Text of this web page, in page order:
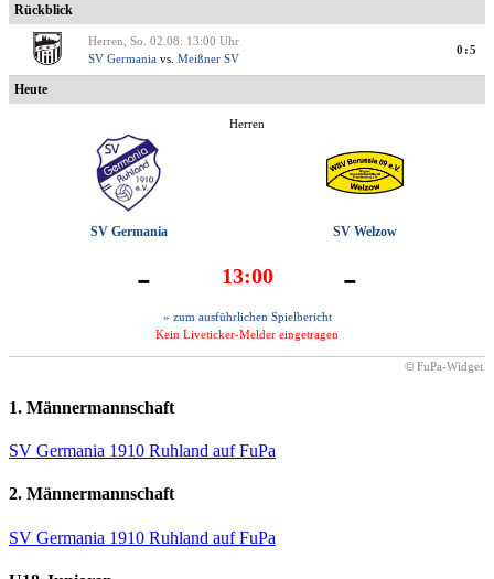
Rückblick
Herren, So. 02.08. 13:00 Uhr
SV Germania vs. Meißner SV
0:5
Heute
Herren
SV Germania SV Welzow
- 13:00 -
» zum ausführlichen Spielbericht
Kein Liveticker-Melder eingetragen
© FuPa-Widget
1. Männermannschaft
SV Germania 1910 Ruhland auf FuPa
2. Männermannschaft
SV Germania 1910 Ruhland auf FuPa